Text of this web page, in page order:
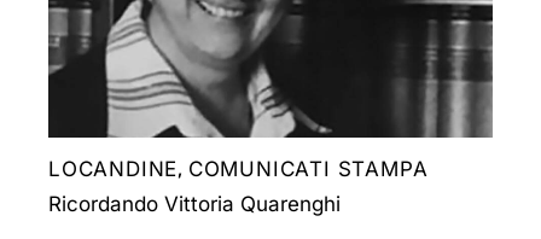
LOCANDINE, COMUNICATI STAMPA
Ricordando Vittoria Quarenghi